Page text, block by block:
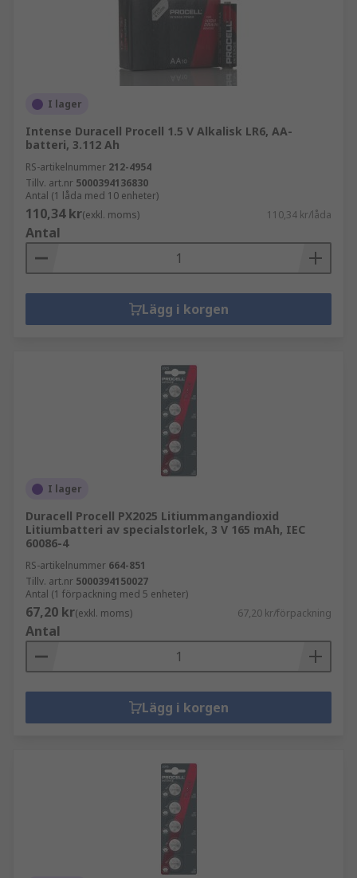
I lager
Intense Duracell Procell 1.5 V Alkalisk LR6, AA-
batteri, 3.112 Ah
RS-artikelnummer 212-4954
Tillv. art.nr 5000394136830
Antal (1 låda med 10 enheter)
110,34 kr(exkl. moms) 110,34 kr/låda
Antal
Lägg i korgen
I lager
Duracell Procell PX2025 Litiummangandioxid
Litiumbatteri av specialstorlek, 3 V 165 mAh, IEC
60086-4
RS-artikelnummer 664-851
Tillv. art.nr 5000394150027
Antal (1 förpackning med 5 enheter)
67,20 kr(exkl. moms) 67,20 kr/förpackning
Antal
Lägg i korgen